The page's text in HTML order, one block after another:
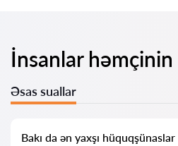
İnsanlar
Əsas suallar
Bakı da ən yaxşı hüquqşünaslar